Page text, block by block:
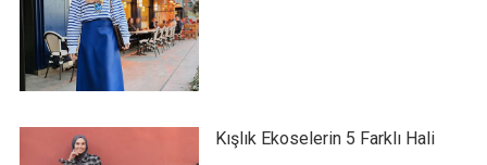
Kışlık Ekoselerin 5 Farklı Hali